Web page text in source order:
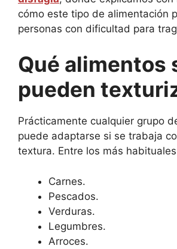
cómo este tipo de alimentación
personas con dificultad para
Qué alimentos
pueden
Prácticamente cualquier grupo
puede adaptarse si se trabaja
textura. Entre los más
Carnes.
Pescados.
Verduras.
Legumbres.
Arroces.